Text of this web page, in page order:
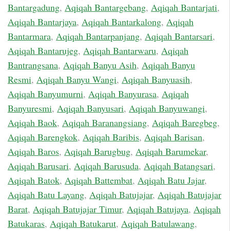
Bantargadung, Aqiqah Bantargebang, Aqiqah Bantarjati,
Aqiqah Bantarjaya, Aqiqah Bantarkalong, Aqiqah
Bantarmara, Aqiqah Bantarpanjang, Aqiqah Bantarsari,
Aqiqah Bantarujeg, Aqiqah Bantarwaru, Aqiqah
Bantrangsana, Aqiqah Banyu Asih, Aqiqah Banyu
Resmi, Aqiqah Banyu Wangi, Aqiqah Banyuasih,
Aqiqah Banyumurni, Aqiqah Banyurasa, Aqiqah
Banyuresmi, Aqiqah Banyusari, Aqiqah Banyuwangi,
Aqiqah Baok, Aqiqah Baranangsiang, Aqiqah Baregbeg,
Aqiqah Barengkok, Aqiqah Baribis, Aqiqah Barisan,
Aqiqah Baros, Aqiqah Barugbug, Aqiqah Barumekar,
Aqiqah Barusari, Aqiqah Barusuda, Aqiqah Batangsari,
Aqiqah Batok, Aqiqah Battembat, Aqiqah Batu Jajar,
Aqiqah Batu Layang, Aqiqah Batujajar, Aqiqah Batujajar
Barat, Aqiqah Batujajar Timur, Aqiqah Batujaya, Aqiqah
Batukaras, Aqiqah Batukarut, Aqiqah Batulawang,